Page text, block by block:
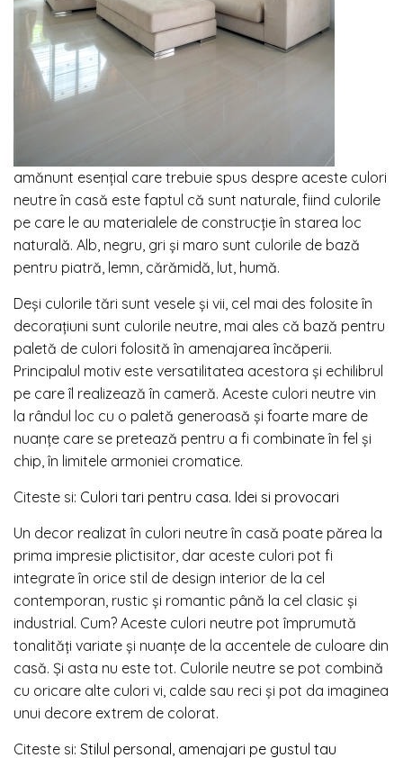
amănunt esențial care trebuie spus despre aceste culori
neutre în casă este faptul că sunt naturale, fiind culorile
pe care le au materialele de construcție în starea loc
naturală. Alb, negru, gri și maro sunt culorile de bază
pentru piatră, lemn, cărămidă, lut, humă.
Deși culorile tări sunt vesele și vii, cel mai des folosite în
decorațiuni sunt culorile neutre, mai ales că bază pentru
paletă de culori folosită în amenajarea încăperii.
Principalul motiv este versatilitatea acestora și echilibrul
pe care îl realizează în cameră. Aceste culori neutre vin
la rândul loc cu o paletă generoasă și foarte mare de
nuanțe care se pretează pentru a fi combinate în fel și
chip, în limitele armoniei cromatice.
Citeste si: Culori tari pentru casa. Idei si provocari
Un decor realizat în culori neutre în casă poate părea la
prima impresie plictisitor, dar aceste culori pot fi
integrate în orice stil de design interior de la cel
contemporan, rustic și romantic până la cel clasic și
industrial. Cum? Aceste culori neutre pot împrumută
tonalități variate și nuanțe de la accentele de culoare din
casă. Și asta nu este tot. Culorile neutre se pot combină
cu oricare alte culori vi, calde sau reci și pot da imaginea
unui decore extrem de colorat.
Citeste si: Stilul personal, amenajari pe gustul tau